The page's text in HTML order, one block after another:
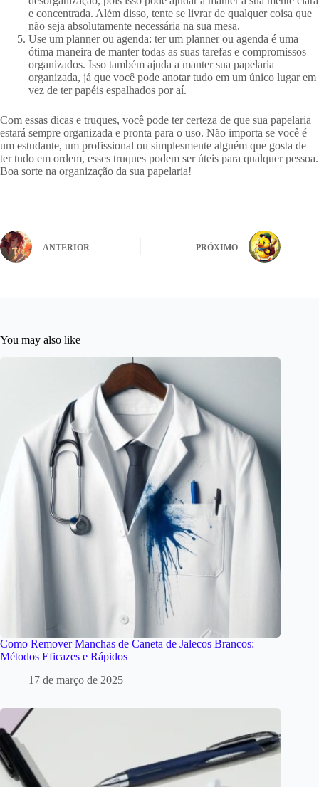
e concentrada. Além disso, tente se livrar de qualquer coisa que
não seja absolutamente necessária na sua mesa.
Use um planner ou agenda: ter um planner ou agenda é uma
ótima maneira de manter todas as suas tarefas e compromissos
organizados. Isso também ajuda a manter sua papelaria
organizada, já que você pode anotar tudo em um único lugar em
vez de ter papéis espalhados por aí.
Com essas dicas e truques, você pode ter certeza de que sua papelaria
estará sempre organizada e pronta para o uso. Não importa se você é
um estudante, um profissional ou simplesmente alguém que gosta de
ter tudo em ordem, esses truques podem ser úteis para qualquer pessoa.
Boa sorte na organização da sua papelaria!
ANTERIOR PRÓXIMO
You may also like
Como Remover Manchas de Caneta de Jalecos Brancos:
Métodos Eficazes e Rápidos
17 de março de 2025